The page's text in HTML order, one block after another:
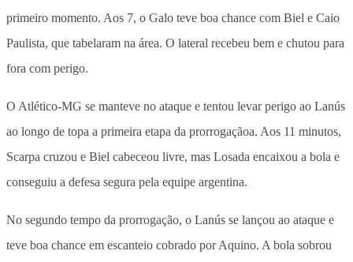
primeiro momento. Aos 7, o Galo teve boa chance com Biel e Caio
Paulista, que tabelaram na área. O lateral recebeu bem e chutou para
fora com perigo.
O Atlético-MG se manteve no ataque e tentou levar perigo ao Lanús
ao longo de topa a primeira etapa da prorrogaçãoa. Aos 11 minutos,
Scarpa cruzou e Biel cabeceou livre, mas Losada encaixou a bola e
conseguiu a defesa segura pela equipe argentina.
No segundo tempo da prorrogação, o Lanús se lançou ao ataque e
teve boa chance em escanteio cobrado por Aquino. A bola sobrou